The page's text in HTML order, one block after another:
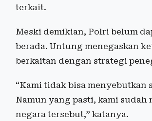
terkait.
Meski demikian, Polri belum
berada. Untung menegaskan
berkaitan dengan strategi
“Kami tidak bisa menyebutkan
Namun yang pasti, kami
negara tersebut,” katanya.